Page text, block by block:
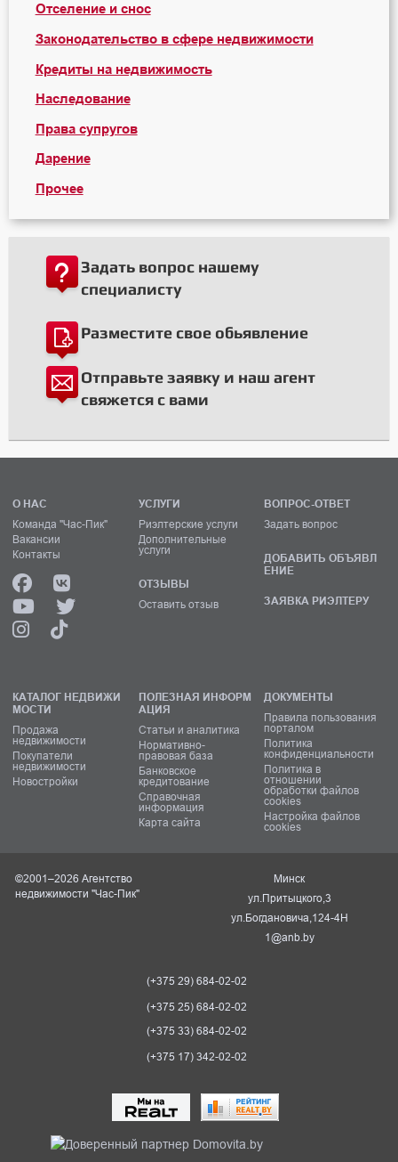
Отселение и снос
Законодательство в сфере недвижимости
Кредиты на недвижимость
Наследование
Права супругов
Дарение
Прочее
Задать вопрос нашему
специалисту
Разместите свое обьявление
Отправьте заявку и наш агент
свяжется с вами
О НАС
Команда "Час-Пик"
Вакансии
Контакты
УСЛУГИ
Риэлтерские услуги
Дополнительные
услуги
ОТЗЫВЫ
Оставить отзыв
ВОПРОС-ОТВЕТ
Задать вопрос
ДОБАВИТЬ ОБЪЯВЛ
ЕНИЕ
ЗАЯВКА РИЭЛТЕРУ
КАТАЛОГ НЕДВИЖИ
МОСТИ
Продажа
недвижимости
Покупатели
недвижимости
Новостройки
ПОЛЕЗНАЯ ИНФОРМ
АЦИЯ
Статьи и аналитика
Нормативно-
правовая база
Банковское
кредитование
Справочная
информация
Карта сайта
ДОКУМЕНТЫ
Правила пользования
порталом
Политика
конфиденциальности
Политика в
отношении
обработки файлов
cookies
Настройка файлов
cookies
©2001–2026 Агентство
недвижимости "Час-Пик"
Минск
ул.Притыцкого,3
ул.Богдановича,124-4Н
1@anb.by
(+375 29) 684-02-02
(+375 25) 684-02-02
(+375 33) 684-02-02
(+375 17) 342-02-02